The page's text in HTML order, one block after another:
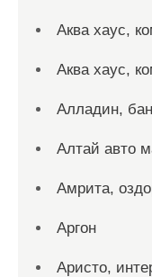
Аква хаус,
Аква хаус,
Алладин,
Алтай авто
Амрита,
Аргон
Аристо,